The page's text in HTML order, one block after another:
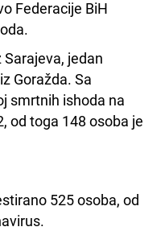
Federacije BiH
jedan
Goražda. Sa
smrtnih ishoda na
od toga 148 osoba je
525 osoba, od